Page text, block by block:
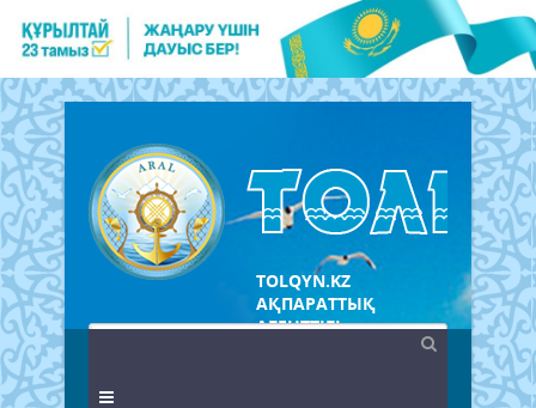
TOLQYN.KZ
АҚПАРАТТЫҚ
АГЕНТТІГІ